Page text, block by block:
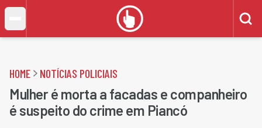
HOME NOTÍCIAS POLICIAIS
Mulher é morta a facadas e companheiro
é suspeito do crime em Piancó